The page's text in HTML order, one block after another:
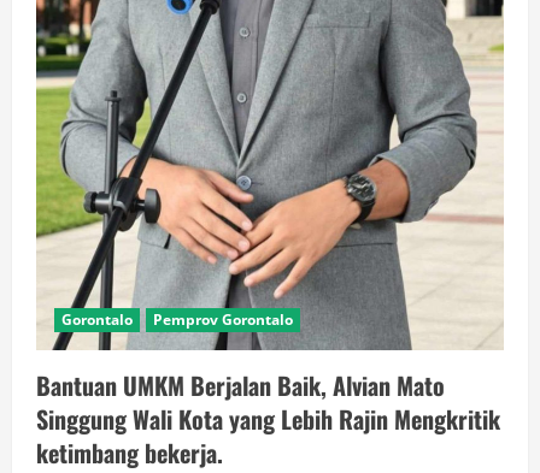
Gorontalo Pemprov Gorontalo
Bantuan UMKM Berjalan Baik, Alvian Mato
Singgung Wali Kota yang Lebih Rajin Mengkritik
ketimbang bekerja.